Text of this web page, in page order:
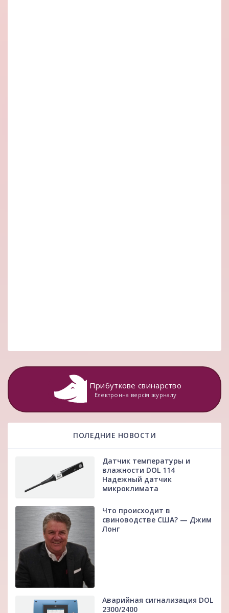
Прибуткове свинарство
Електронна версія журналу
ПОЛЕДНИЕ НОВОСТИ
Датчик температуры и
влажности DOL 114
Надежный датчик
микроклимата
Что происходит в
свиноводстве США? — Джим
Лонг
Аварийная сигнализация DOL
2300/2400